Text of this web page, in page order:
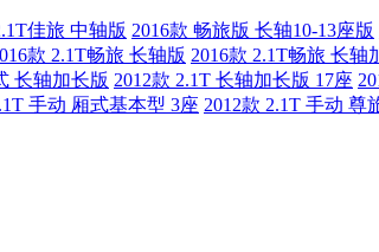
佳旅 中轴版 2016款 畅旅版 长轴10-13座版
款 2.1T畅旅 长轴版 2016款 2.1T畅旅 长轴
长轴加长版 2012款 2.1T 长轴加长版 17座
手动 厢式基本型 3座 2012款 2.1T 手动 尊